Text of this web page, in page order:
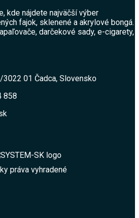
kde nájdete najväčší výber
fajok, sklenené a akrylové bongá.
darčekové sady, e-cigarety,
3022 01 Čadca, Slovensko
858
práva vyhradené